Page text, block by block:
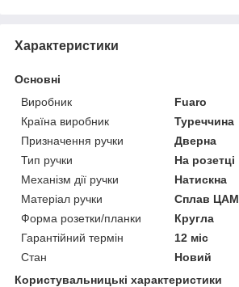
Характеристики
Основні
Виробник
Fuaro
Країна виробник
Туреччина
Призначення ручки
Дверна
Тип ручки
На розетці
Механізм дії ручки
Натискна
Матеріал ручки
Сплав ЦАМ
Форма розетки/планки
Кругла
Гарантійний термін
12 міс
Стан
Новий
Користувальницькі характеристики